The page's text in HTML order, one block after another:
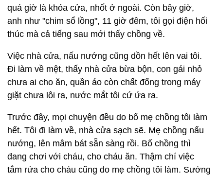
quá giờ là khóa cửa, nhốt ở ngoài. Còn bây giờ,
anh như "chim sổ lồng", 11 giờ đêm, tôi gọi điện hối
thúc mà cả tiếng sau mới thấy chồng về.
Việc nhà cửa, nấu nướng cũng dồn hết lên vai tôi.
Đi làm về mệt, thấy nhà cửa bừa bộn, con gái nhỏ
chưa ai cho ăn, quần áo còn chất đống trong máy
giặt chưa lôi ra, nước mắt tôi cứ ứa ra.
Trước đây, mọi chuyện đều do bố mẹ chồng tôi làm
hết. Tôi đi làm về, nhà cửa sạch sẽ. Mẹ chồng nấu
nướng, lên mâm bát sẵn sàng rồi. Bố chồng thì
đang chơi với cháu, cho cháu ăn. Thậm chí việc
tắm rửa cho cháu cũng do mẹ chồng tôi làm. Sướng